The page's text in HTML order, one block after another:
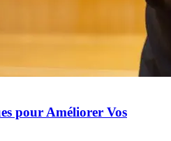
pour Améliorer Vos